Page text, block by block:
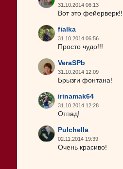
31.10.2014 06:13
Вот это фейерверк!!
fialka
31.10.2014 06:56
Просто чудо!!!
VeraSPb
31.10.2014 12:09
Брызги фонтана!
irinamak64
31.10.2014 12:28
Отпад!
Pulchella
02.11.2014 19:39
Очень красиво!